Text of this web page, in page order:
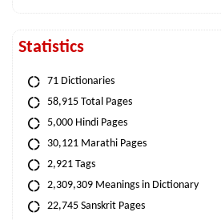
Statistics
71 Dictionaries
58,915 Total Pages
5,000 Hindi Pages
30,121 Marathi Pages
2,921 Tags
2,309,309 Meanings in Dictionary
22,745 Sanskrit Pages